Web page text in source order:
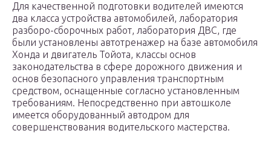
Для качественной подготовки водителей имеются
два класса устройства автомобилей, лаборатория
разборо-сборочных работ, лаборатория ДВС, где
были установлены автотренажер на базе автомобиля
Хонда и двигатель Тойота, классы основ
законодательства в сфере дорожного движения и
основ безопасного управления транспортным
средством, оснащенные согласно установленным
требованиям. Непосредственно при автошколе
имеется оборудованный автодром для
совершенствования водительского мастерства.